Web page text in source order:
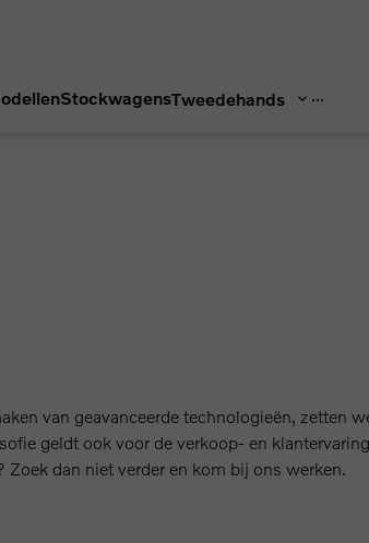
StockwagensTweedehands
van geavanceerde technologieën, zetten
geldt ook voor de verkoop- en
dan niet verder en kom bij ons werken.